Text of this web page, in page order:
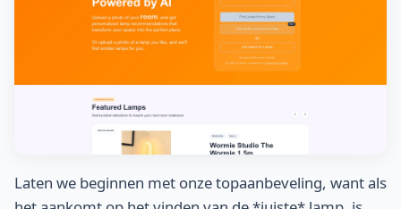
Laten we beginnen met onze topaanbeveling, want als